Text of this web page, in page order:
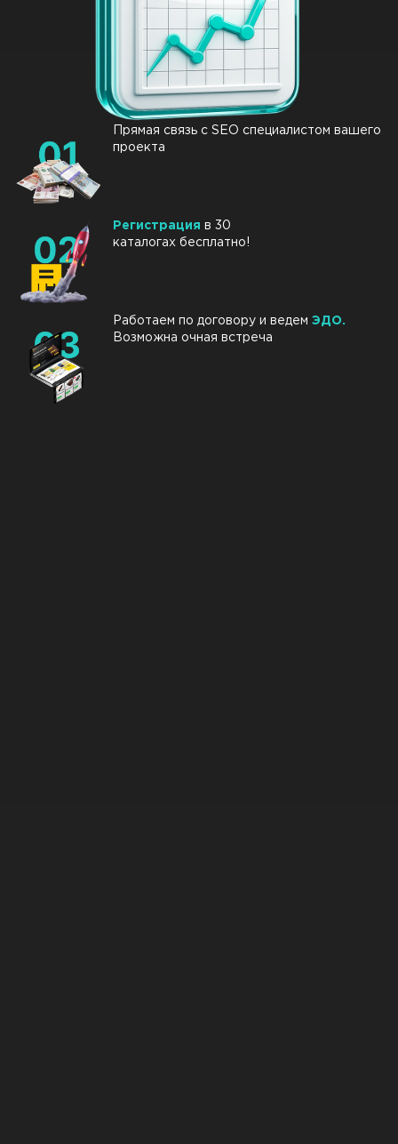
Прямая связь с SEO специалистом вашего
проекта
Регистрация в 30
каталогах бесплатно!
Работаем по договору и ведем ЭДО.
Возможна очная встреча